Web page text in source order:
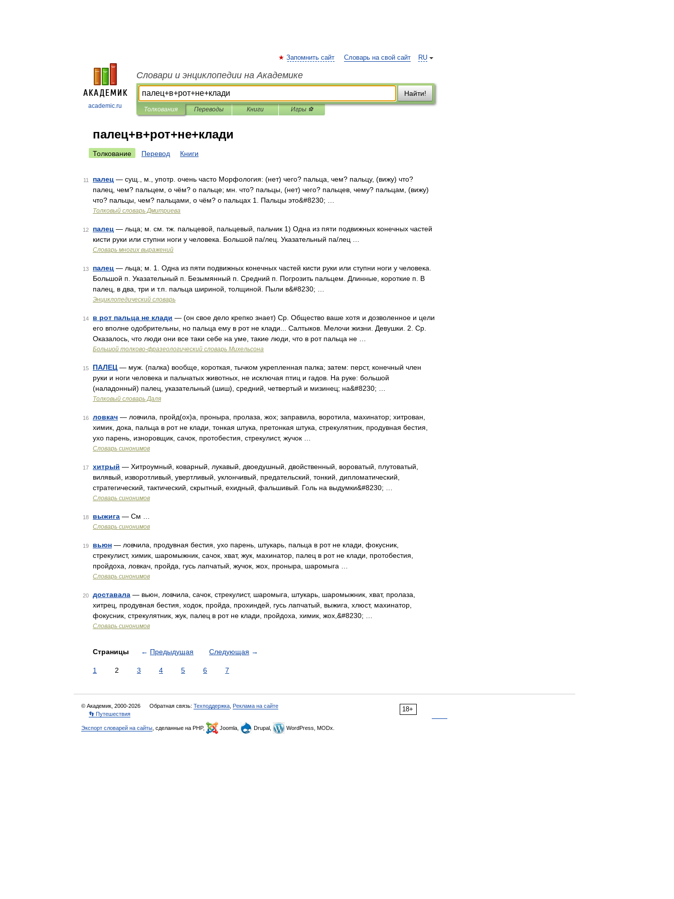
academic.ru
RU
Запомнить сайт Словарь на свой сайт
Словари и энциклопедии на Академике
Найти!
Толкования Переводы Книги Игры ⚽
палец+в+рот+не+клади
Толкование Перевод Книги
11 палец — сущ., м., употр. очень часто Морфология: (нет) чего? пальца, чем? пальцу, (вижу) что?
палец, чем? пальцем, о чём? о пальце; мн. что? пальцы, (нет) чего? пальцев, чему? пальцам, (вижу)
что? пальцы, чем? пальцами, о чём? о пальцах 1. Пальцы это&#8230; …
Толковый словарь Дмитриева
12 палец — льца; м. см. тж. пальцевой, пальцевый, пальчик 1) Одна из пяти подвижных конечных частей
кисти руки или ступни ноги у человека. Большой па/лец. Указательный па/лец …
Словарь многих выражений
13 палец — льца; м. 1. Одна из пяти подвижных конечных частей кисти руки или ступни ноги у человека.
Большой п. Указательный п. Безымянный п. Средний п. Погрозить пальцем. Длинные, короткие п. В
палец, в два, три и т.п. пальца шириной, толщиной. Пыли в&#8230; …
Энциклопедический словарь
14 в рот пальца не клади — (он свое дело крепко знает) Ср. Общество ваше хотя и дозволенное и цели
его вполне одобрительны, но пальца ему в рот не клади... Салтыков. Мелочи жизни. Девушки. 2. Ср.
Оказалось, что люди они все таки себе на уме, такие люди, что в рот пальца не …
Большой толково-фразеологический словарь Михельсона
15 ПАЛЕЦ — муж. (палка) вообще, короткая, тычком укрепленная палка; затем: перст, конечный член
руки и ноги человека и пальчатых животных, не исключая птиц и гадов. На руке: большой
(наладонный) палец, указательный (шиш), средний, четвертый и мизинец; на&#8230; …
Толковый словарь Даля
16 ловкач — ловчила, пройд(ох)а, проныра, пролаза, жох; заправила, воротила, махинатор; хитрован,
химик, дока, пальца в рот не клади, тонкая штука, претонкая штука, стрекулятник, продувная бестия,
ухо парень, изноровщик, сачок, протобестия, стрекулист, жучок …
Словарь синонимов
17 хитрый — Хитроумный, коварный, лукавый, двоедушный, двойственный, вороватый, плутоватый,
вилявый, изворотливый, увертливый, уклончивый, предательский, тонкий, дипломатический,
стратегический, тактический, скрытный, ехидный, фальшивый. Голь на выдумки&#8230; …
Словарь синонимов
18 выжига — См …
Словарь синонимов
19 вьюн — ловчила, продувная бестия, ухо парень, штукарь, пальца в рот не клади, фокусник,
стрекулист, химик, шаромыжник, сачок, хват, жук, махинатор, палец в рот не клади, протобестия,
пройдоха, ловкач, пройда, гусь лапчатый, жучок, жох, проныра, шаромыга …
Словарь синонимов
20 доставала — вьюн, ловчила, сачок, стрекулист, шаромыга, штукарь, шаромыжник, хват, пролаза,
хитрец, продувная бестия, ходок, пройда, прохиндей, гусь лапчатый, выжига, хлюст, махинатор,
фокусник, стрекулятник, жук, палец в рот не клади, пройдоха, химик, жох,&#8230; …
Словарь синонимов
Страницы ← Предыдущая Следующая →
1 2 3 4 5 6 7
18+
© Академик, 2000-2026 Обратная связь: Техподдержка Реклама на сайте
👣 Путешествия
Экспорт словарей на сайты , сделанные на PHP, Joomla, Drupal, WordPress, MODx.